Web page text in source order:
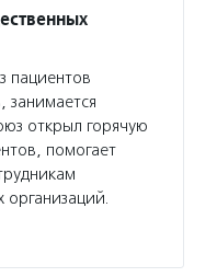
пациентов
занимается
открыл горячую
помогает
организаций.